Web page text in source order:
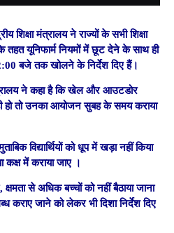
शिक्षा मंत्रालय ने राज्यों के सभी शिक्षा
तहत यूनिफार्म नियमों में छूट देने के साथ ही
बजे तक खोलने के निर्देश दिए हैं।
ने कहा है कि खेल और आउटडोर
हो तो उनका आयोजन सुबह के समय कराया
विद्यार्थियों को धूप में खड़ा नहीं किया
कक्ष में कराया जाए ।
से अधिक बच्चों को नहीं बैठाया जाना
कराए जाने को लेकर भी दिशा निर्देश दिए